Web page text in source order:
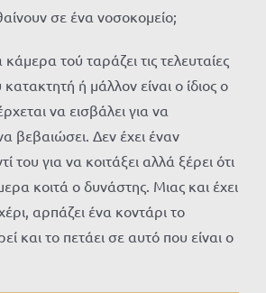
σε ένα νοσοκομείο;
τού ταράζει τις τελευταίες
κατακτητή ή μάλλον είναι ο ίδιος ο
να εισβάλει για να
βεβαιώσει. Δεν έχει έναν
του για να κοιτάξει αλλά ξέρει ότι
κοιτά ο δυνάστης. Μιας και έχει
αρπάζει ένα κοντάρι το
και το πετάει σε αυτό που είναι ο